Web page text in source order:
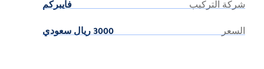
شركة التركيب فايبركم
السعر 3000 ريال سعودي